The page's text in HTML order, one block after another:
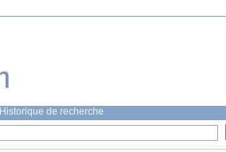
Historique de recherche